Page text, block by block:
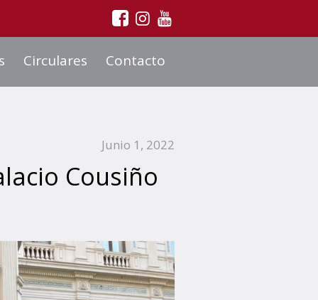
Circulares Contacto
Junio 1, 2022
Cousiño